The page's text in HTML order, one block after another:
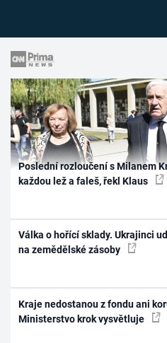
Poslední rozloučení s Milanem
každou lež a faleš, řekl Klaus
Válka o hořící sklady. Ukrajinci
na zemědělské zásoby
Kraje nedostanou z fondu ani
Ministerstvo krok vysvětluje